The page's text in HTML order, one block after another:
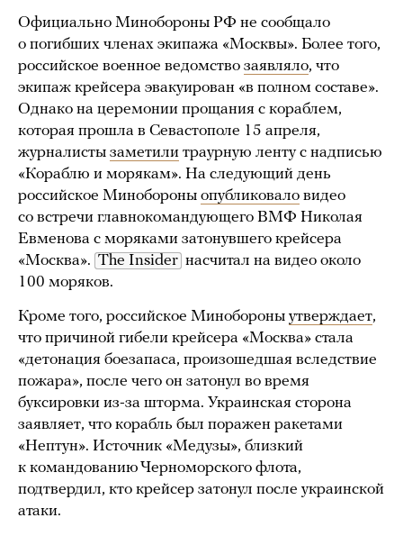
Официально Минобороны РФ не сообщало
о погибших членах экипажа «Москвы». Более того,
российское военное ведомство заявляло, что
экипаж крейсера эвакуирован «в полном составе».
Однако на церемонии прощания с кораблем,
которая прошла в Севастополе 15 апреля,
журналисты заметили траурную ленту с надписью
«Кораблю и морякам». На следующий день
российское Минобороны опубликовало видео
со встречи главнокомандующего ВМФ Николая
Евменова с моряками затонувшего крейсера
«Москва». The Insider насчитал на видео около
100 моряков.
Кроме того, российское Минобороны утверждает,
что причиной гибели крейсера «Москва» стала
«детонация боезапаса, произошедшая вследствие
пожара», после чего он затонул во время
буксировки из-за шторма. Украинская сторона
заявляет, что корабль был поражен ракетами
«Нептун». Источник «Медузы», близкий
к командованию Черноморского флота,
подтвердил, кто крейсер затонул после украинской
атаки.